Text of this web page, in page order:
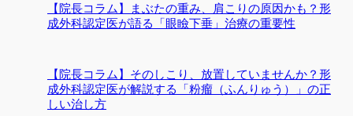
【院長コラム】まぶたの重み、肩こりの原因かも？形
成外科認定医が語る「眼瞼下垂」治療の重要性
【院長コラム】そのしこり、放置していませんか？形
成外科認定医が解説する「粉瘤（ふんりゅう）」の正
しい治し方